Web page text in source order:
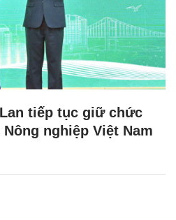
tiếp tục giữ chức
nghiệp Việt Nam